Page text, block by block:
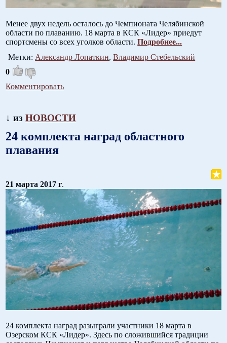
Менее двух недель осталось до Чемпионата Челябинской
области по плаванию. 18 марта в КСК «Лидер» приедут
спортсмены со всех уголков области.Подробнее...
Метки: Александр Лопаткин, Владимир Стебельский
0
Комментировать
↓ изНОВОСТИ
24 комплекта наград областного
плавания
21 марта 2017 г.
24 комплекта наград разыграли участники 18 марта в
Озерском КСК «Лидер». Здесь по сложившийся традиции